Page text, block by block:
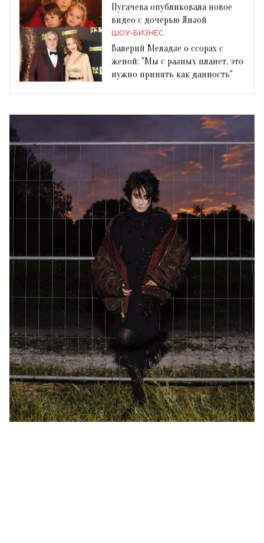
Пугачева опубликовала новое
видео с дочерью Лизой
ШОУ-БИЗНЕС
Валерий Меладзе о ссорах с
женой: "Мы с разных планет, это
нужно принять как данность"